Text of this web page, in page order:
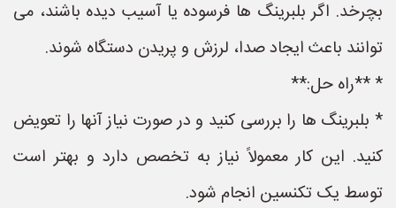
بچرخد. اگر بلبرینگ ها فرسوده یا آسیب دیده باشند، می
توانند باعث ایجاد صدا، لرزش و پریدن دستگاه شوند.
* **راه حل:**
* بلبرینگ ها را بررسی کنید و در صورت نیاز آنها را تعویض
کنید. این کار معمولاً نیاز به تخصص دارد و بهتر است
توسط یک تکنسین انجام شود.